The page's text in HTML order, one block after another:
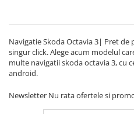
Navigatie Skoda Octavia 3| Pret
singur click. Alege acum modelul
multe navigatii skoda octavia 3, cu
android.
Newsletter Nu rata ofertele si